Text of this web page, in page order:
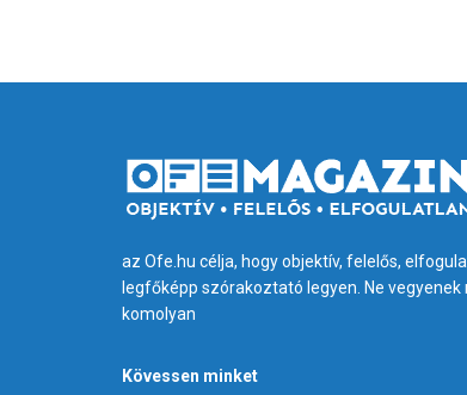
az Ofe.hu célja, hogy objektív, felelős,
legfőképp szórakoztató legyen. Ne vegyenek
komolyan
Kövessen minket